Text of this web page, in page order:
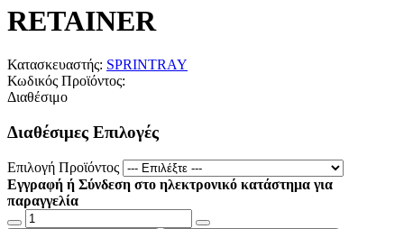
RETAINER
Κατασκευαστής: SPRINTRAY
Κωδικός Προϊόντος:
Διαθέσιμο
Διαθέσιμες Επιλογές
Επιλογή Προϊόντος
Εγγραφή ή Σύνδεση στο ηλεκτρονικό κατάστημα για
παραγγελία